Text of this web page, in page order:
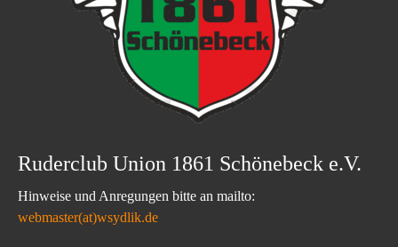
Ruderclub Union 1861 Schönebeck e.V.
Hinweise und Anregungen bitte an mailto:
webmaster(at)wsydlik.de